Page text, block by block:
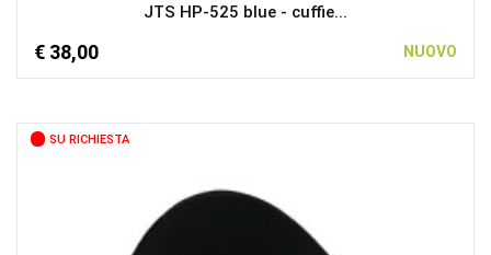
JTS HP-525 blue - cuffie...
€ 38,00 NUOVO
SU RICHIESTA